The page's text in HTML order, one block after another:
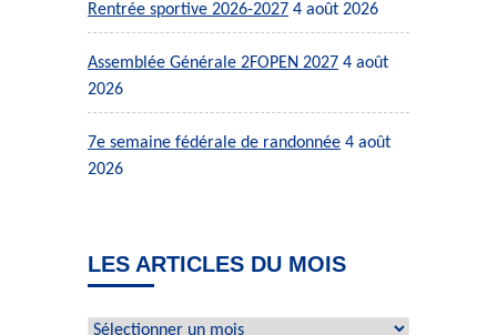
Rentrée sportive 2026-2027 4 août 2026
Assemblée Générale 2FOPEN 2027 4 août
2026
7e semaine fédérale de randonnée 4 août
2026
LES ARTICLES DU MOIS
Les